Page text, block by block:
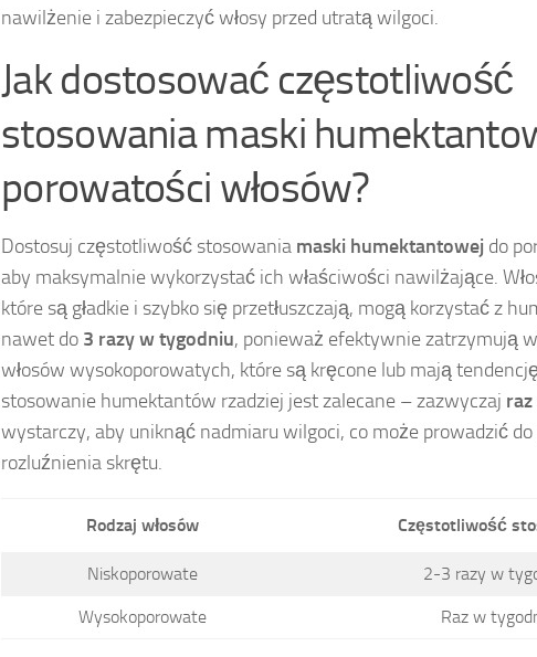
nawilżenie i zabezpieczyć włosy przed utratą wilgoci.
Jak dostosować częstotliwość
stosowania maski
porowatości włosów?
Dostosuj częstotliwość stosowania maski humektantowej do
aby maksymalnie wykorzystać ich właściwości nawilżające.
które są gładkie i szybko się przetłuszczają, mogą korzystać z
nawet do 3 razy w tygodniu, ponieważ efektywnie zatrzymują
włosów wysokoporowatych, które są kręcone lub mają
stosowanie humektantów rzadziej jest zalecane – zazwyczaj
wystarczy, aby uniknąć nadmiaru wilgoci, co może prowadzić do
rozluźnienia skrętu.
Rodzaj włosów Częstotliwość
Niskoporowate 2-3 razy w
Wysokoporowate Raz w